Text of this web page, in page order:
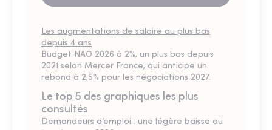
Les augmentations de salaire au plus bas
depuis 4 ans
Budget NAO 2026 à 2%, un plus bas depuis
2021 selon Mercer France, qui anticipe un
rebond à 2,5% pour les négociations 2027.
Le top 5 des graphiques les plus
consultés
Demandeurs d’emploi : une légère baisse au